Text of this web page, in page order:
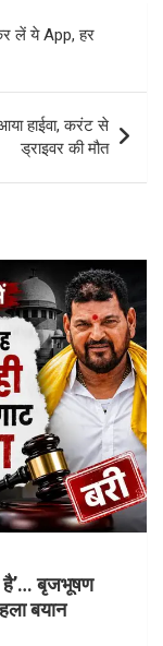
लें ये App, हर
हाईवा, करंट से
ड्राइवर की मौत
है’… बृजभूषण
बयान